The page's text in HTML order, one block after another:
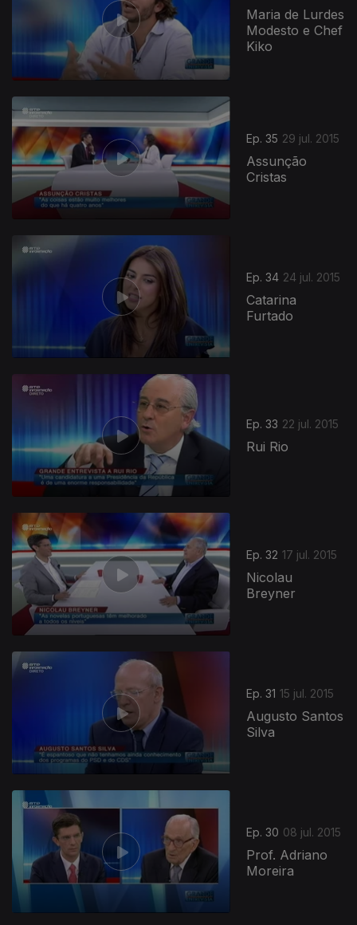
Maria de Lurdes
Modesto e Chef
Kiko
Ep. 35 29 jul. 2015
Assunção
Cristas
Ep. 34 24 jul. 2015
Catarina
Furtado
Ep. 33 22 jul. 2015
Rui Rio
Ep. 32 17 jul. 2015
Nicolau
Breyner
Ep. 31 15 jul. 2015
Augusto Santos
Silva
Ep. 30 08 jul. 2015
Prof. Adriano
Moreira